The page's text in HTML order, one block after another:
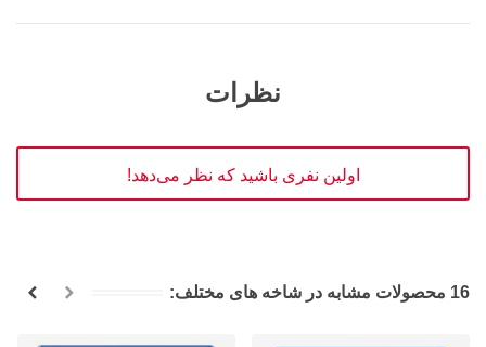
نظرات
اولین نفری باشید که نظر می‌دهد!
16 محصولات مشابه در شاخه های مختلف: